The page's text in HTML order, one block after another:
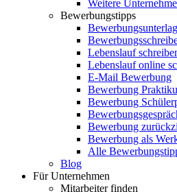
Weitere
Bewerbungstipps
Lebenslauf
Lebenslauf online
E-Mail Bewerbung
Bewerbung
Bewerbung
Bewerbung
Bewerbung als
Alle
Blog
Für Unternehmen
Mitarbeiter finden